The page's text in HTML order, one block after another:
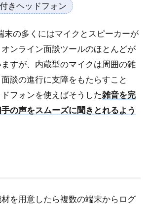
きヘッドフォン
末の多くにはマイクとスピーカーが
ンライン面談ツールのほとんどが
すが、内蔵型のマイクは周囲の雑
談の進行に支障をもたらすこと
フォンを使えばそうした雑音を完
の声をスムーズに聞きとれるよう
を用意したら複数の端末からログ